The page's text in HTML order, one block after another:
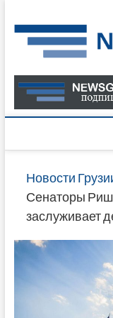
to
content
Новости
Сенаторы
заслуживает